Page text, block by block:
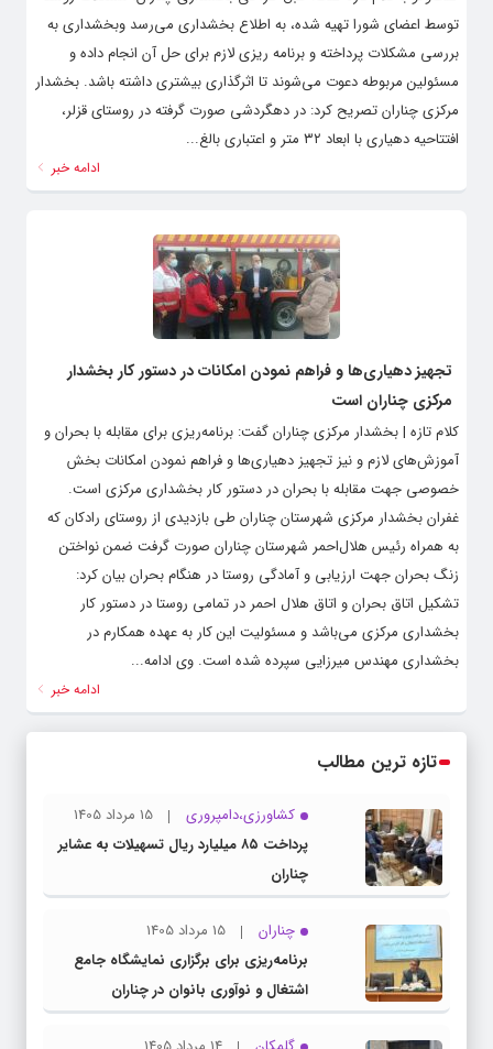
توسط اعضای شورا تهیه شده، به اطلاع بخشداری می‌رسد وبخشداری به
بررسی مشکلات پرداخته و برنامه ریزی لازم برای حل آن انجام داده و
مسئولین مربوطه دعوت می‌شوند تا اثرگذاری بیشتری داشته باشد. بخشدار
مرکزی چناران تصریح کرد: در دهگردشی صورت گرفته در روستای قزلر،
افتتاحیه دهیاری با ابعاد ۳۲ متر و اعتباری بالغ...
ادامه خبر
تجهیز دهیاری‌ها و فراهم نمودن امکانات در دستور کار بخشدار
مرکزی چناران است
کلام تازه | بخشدار مرکزی چناران گفت: برنامه‌ریزی برای مقابله با بحران و
آموزش‌های لازم و نیز تجهیز دهیاری‌ها و فراهم نمودن امکانات بخش
خصوصی جهت مقابله با بحران در دستور کار بخشداری مرکزی است.
غفران بخشدار مرکزی شهرستان چناران طی بازدیدی از روستای رادکان که
به همراه رئیس هلال‌احمر شهرستان چناران صورت گرفت ضمن نواختن
زنگ بحران جهت ارزیابی و آمادگی روستا در هنگام بحران بیان کرد:
تشکیل اتاق بحران و اتاق هلال احمر در تمامی روستا در دستور کار
بخشداری مرکزی می‌باشد و مسئولیت این کار به عهده همکارم در
بخشداری مهندس میرزایی سپرده شده است. وی ادامه...
ادامه خبر
تازه ترین مطالب
کشاورزی،دامپروری
15 مرداد 1405
پرداخت ۸۵ میلیارد ریال تسهیلات به عشایر
چناران
چناران
15 مرداد 1405
برنامه‌ریزی برای برگزاری نمایشگاه جامع
اشتغال و نوآوری بانوان در چناران